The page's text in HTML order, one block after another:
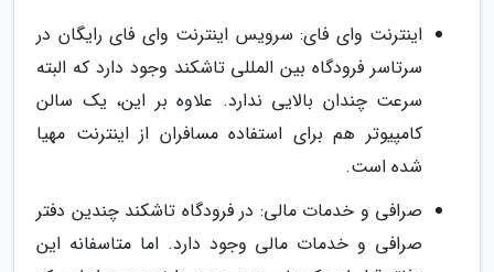
اینترنت وای فای: سرویس اینترنت وای فای رایگان در
سرتاسر فرودگاه بین المللی تاشکند وجود دارد که البته
سرعت چندان بالایی ندارد. علاوه بر این، یک سالن
کامپیوتر هم برای استفاده مسافران از اینترنت مهیا
شده است.
صرافی و خدمات مالی: در فرودگاه تاشکند چندین دفتر
صرافی و خدمات مالی وجود دارد. اما متاسفانه این